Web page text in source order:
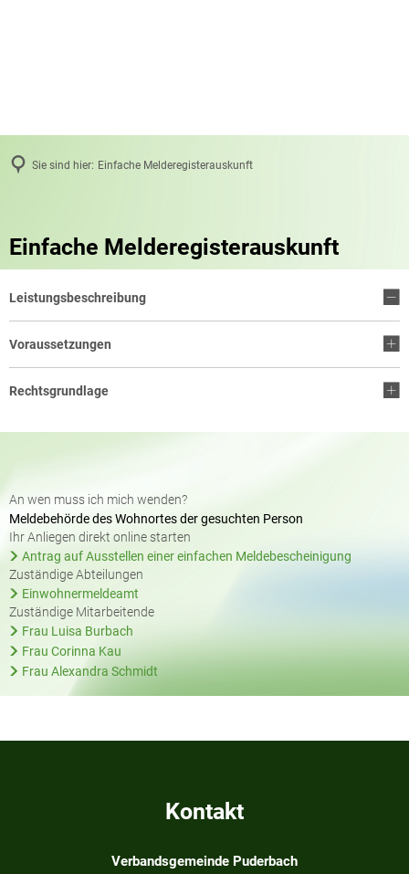
Sie sind hier: Einfache Melderegisterauskunft
Einfache Melderegisterauskunft
Leistungsbeschreibung
Voraussetzungen
Rechtsgrundlage
Ihr Anliegen direkt online starten
Antrag auf Ausstellen einer einfachen Meldebescheinigung
An wen muss ich mich wenden?
Meldebehörde des Wohnortes der gesuchten Person
Zuständige Abteilungen
Einwohnermeldeamt
Zuständige Mitarbeitende
Frau Luisa Burbach
Frau Corinna Kau
Frau Alexandra Schmidt
Kontakt
Verbandsgemeinde Puderbach